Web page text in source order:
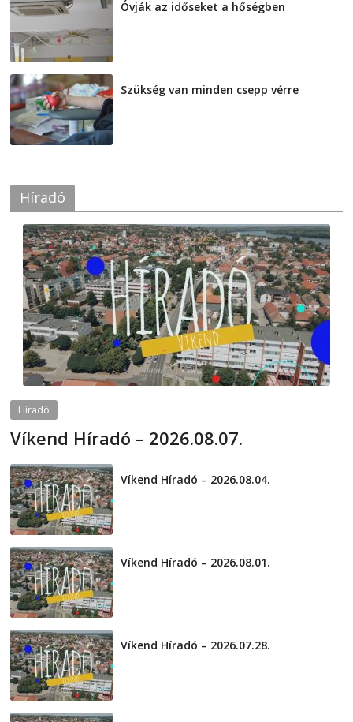
Óvják az időseket a hőségben
Szükség van minden csepp vérre
Híradó
Híradó
Víkend Híradó – 2026.08.07.
Víkend Híradó – 2026.08.04.
Víkend Híradó – 2026.08.01.
Víkend Híradó – 2026.07.28.